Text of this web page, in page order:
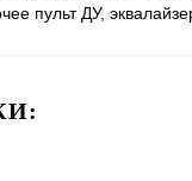
пульт ДУ,